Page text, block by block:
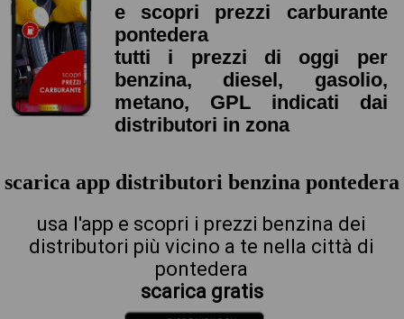
e scopri prezzi carburante
pontedera
tutti i prezzi di oggi per
benzina, diesel, gasolio,
metano, GPL indicati dai
distributori in zona
scarica app distributori benzina pontedera
usa l'app e scopri i prezzi benzina dei
distributori più vicino a te nella città di
pontedera
scarica gratis